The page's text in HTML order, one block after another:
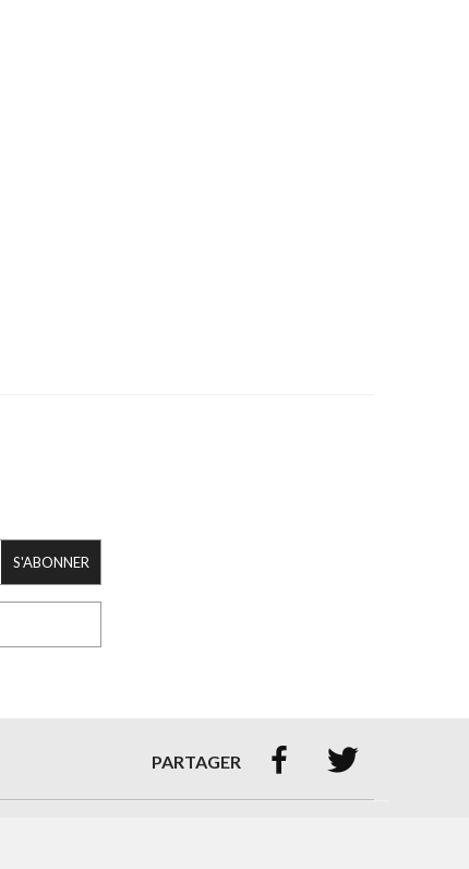
S'ABONNER
PARTAGER  